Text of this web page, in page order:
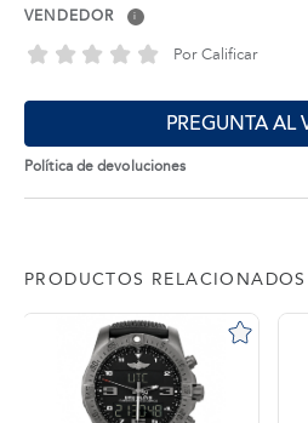
VENDEDOR i
Por Calificar
PREGUNTA AL
Política de devoluciones
PRODUCTOS RELACIONADOS